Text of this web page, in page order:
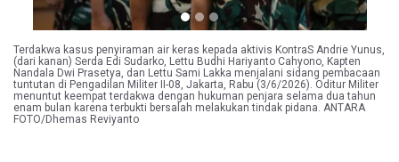
Terdakwa kasus penyiraman air keras kepada aktivis KontraS Andrie Yunus,
(dari kanan) Serda Edi Sudarko, Lettu Budhi Hariyanto Cahyono, Kapten
Nandala Dwi Prasetya, dan Lettu Sami Lakka menjalani sidang pembacaan
tuntutan di Pengadilan Militer II-08, Jakarta, Rabu (3/6/2026). Oditur Militer
menuntut keempat terdakwa dengan hukuman penjara selama dua tahun
enam bulan karena terbukti bersalah melakukan tindak pidana. ANTARA
FOTO/Dhemas Reviyanto